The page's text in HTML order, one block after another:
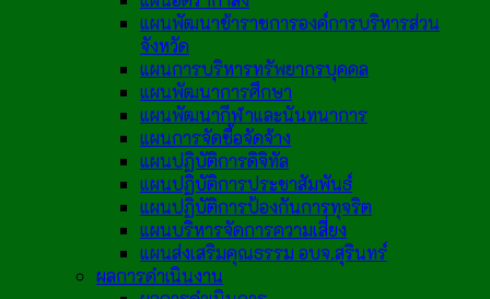
แผนพัฒนาข้าราชการองค์การบริหารส่วน
จังหวัด
แผนการบริหารทรัพยากรบุคคล
แผนพัฒนาการศึกษา
แผนพัฒนากีฬาและนันทนาการ
แผนการจัดซื้อจัดจ้าง
แผนปฏิบัติการดิจิทัล
แผนปฏิบัติการประชาสัมพันธ์
แผนปฏิบัติการป้องกันการทุจริต
แผนบริหารจัดการความเสี่ยง
แผนส่งเสริมคุณธรรม อบจ.สุรินทร์
ผลการดำเนินงาน